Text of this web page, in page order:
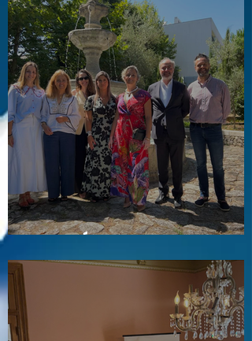
Visita a Águas e Energia do Porto